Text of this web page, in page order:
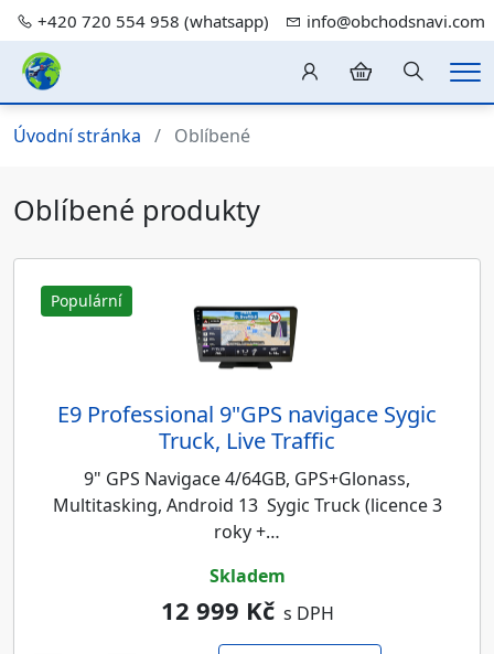
+420 720 554 958 (whatsapp) info@obchodsnavi.com
Hledání
Úvodní stránka Oblíbené
Oblíbené produkty
Populární
E9 Professional 9"GPS navigace Sygic
Truck, Live Traffic
9" GPS Navigace 4/64GB, GPS+Glonass,
Multitasking, Android 13 Sygic Truck (licence 3
roky +…
skladem
12 999 Kč s DPH